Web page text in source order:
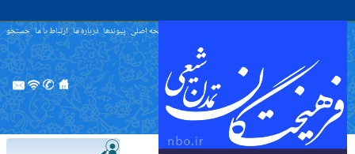
صفحه اصلی پیوندها درباره ما ارتباط با ما جستجو